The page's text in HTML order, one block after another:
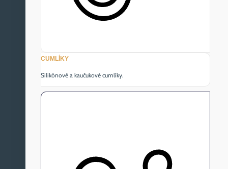
CUMLÍKY
Silikónové a kaučukové cumlíky.